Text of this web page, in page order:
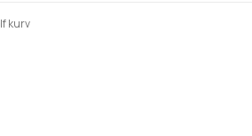
kurv